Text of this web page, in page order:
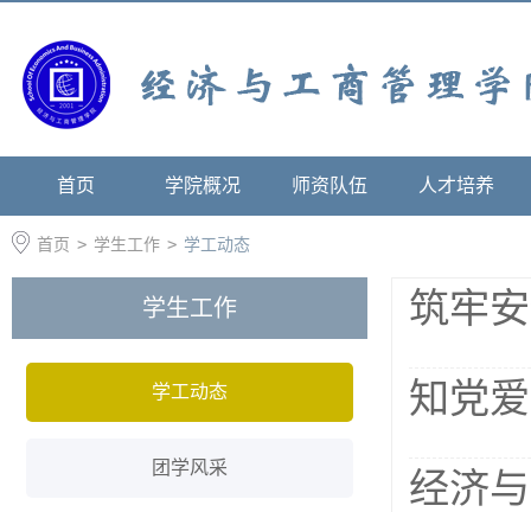
首页 学院概况 师资队伍 人才培养
首页 > 学生工作 > 学工动态
学生工作
学工动态
团学风采
筑牢
知党
经济